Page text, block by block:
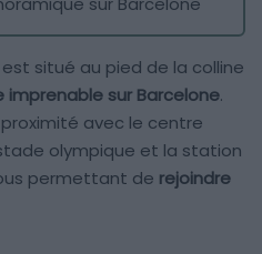
situé au pied de la colline
imprenable sur Barcelone.
avec le centre
olympique et la station
permettant de rejoindre